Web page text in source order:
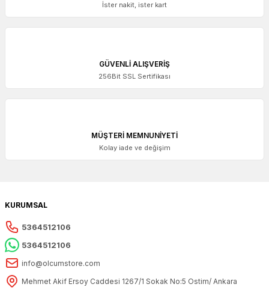
İster nakit, ister kart
GÜVENLİ ALIŞVERİŞ
256Bit SSL Sertifikası
MÜŞTERİ MEMNUNİYETİ
Kolay iade ve değişim
KURUMSAL
5364512106
5364512106
info@olcumstore.com
Mehmet Akif Ersoy Caddesi 1267/1 Sokak No:5 Ostim/ Ankara